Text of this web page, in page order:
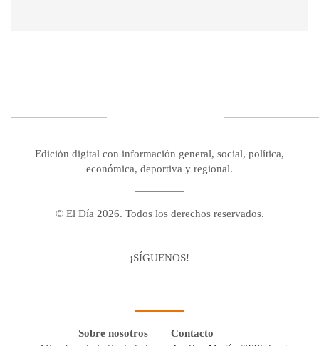
Edición digital con información general, social, política,
económica, deportiva y regional.
© El Día 2026. Todos los derechos reservados.
¡SÍGUENOS!
Sobre nosotros
Contacto